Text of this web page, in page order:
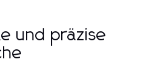
und präzise